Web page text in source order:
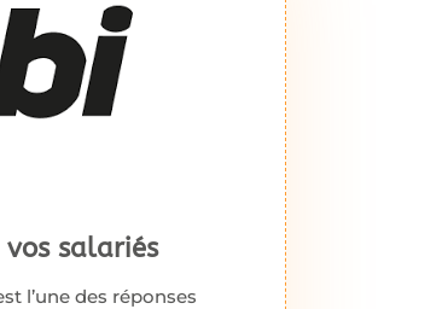
salariés
l’une des réponses